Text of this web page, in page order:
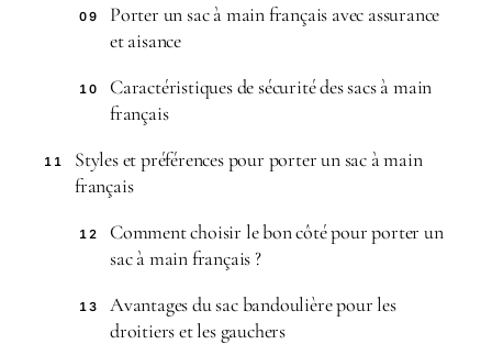
09
Porter un sac à main français avec assurance
et aisance
10
Caractéristiques de sécurité des sacs à main
français
11
Styles et préférences pour porter un sac à main
français
12
Comment choisir le bon côté pour porter un
sac à main français ?
13
Avantages du sac bandoulière pour les
droitiers et les gauchers